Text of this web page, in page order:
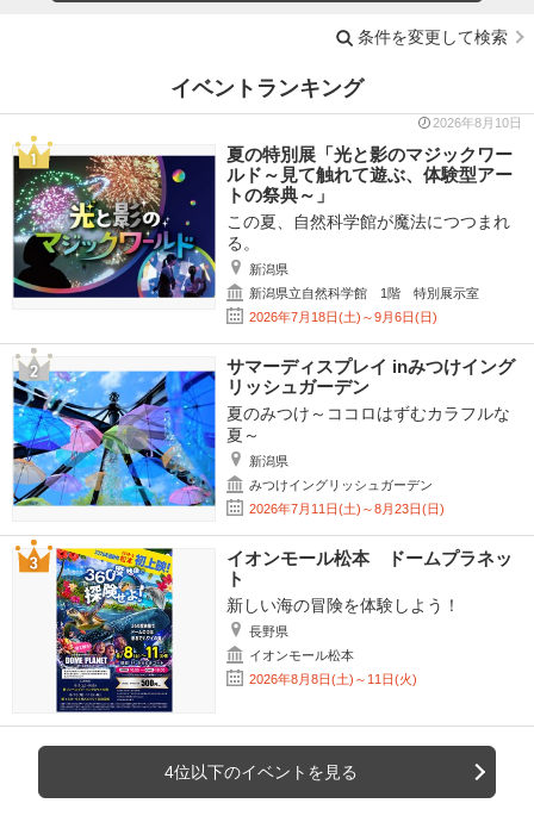
条件を変更して検索
イベントランキング
2026年8月10日
夏の特別展「光と影のマジックワー
ルド～見て触れて遊ぶ、体験型アー
トの祭典～」
この夏、自然科学館が魔法につつまれ
る。
新潟県
新潟県立自然科学館 1階 特別展示室
2026年7月18日(土)～9月6日(日)
サマーディスプレイ inみつけイング
リッシュガーデン
夏のみつけ～ココロはずむカラフルな
夏～
新潟県
みつけイングリッシュガーデン
2026年7月11日(土)～8月23日(日)
イオンモール松本 ドームプラネッ
ト
新しい海の冒険を体験しよう！
長野県
イオンモール松本
2026年8月8日(土)～11日(火)
4位以下のイベントを見る